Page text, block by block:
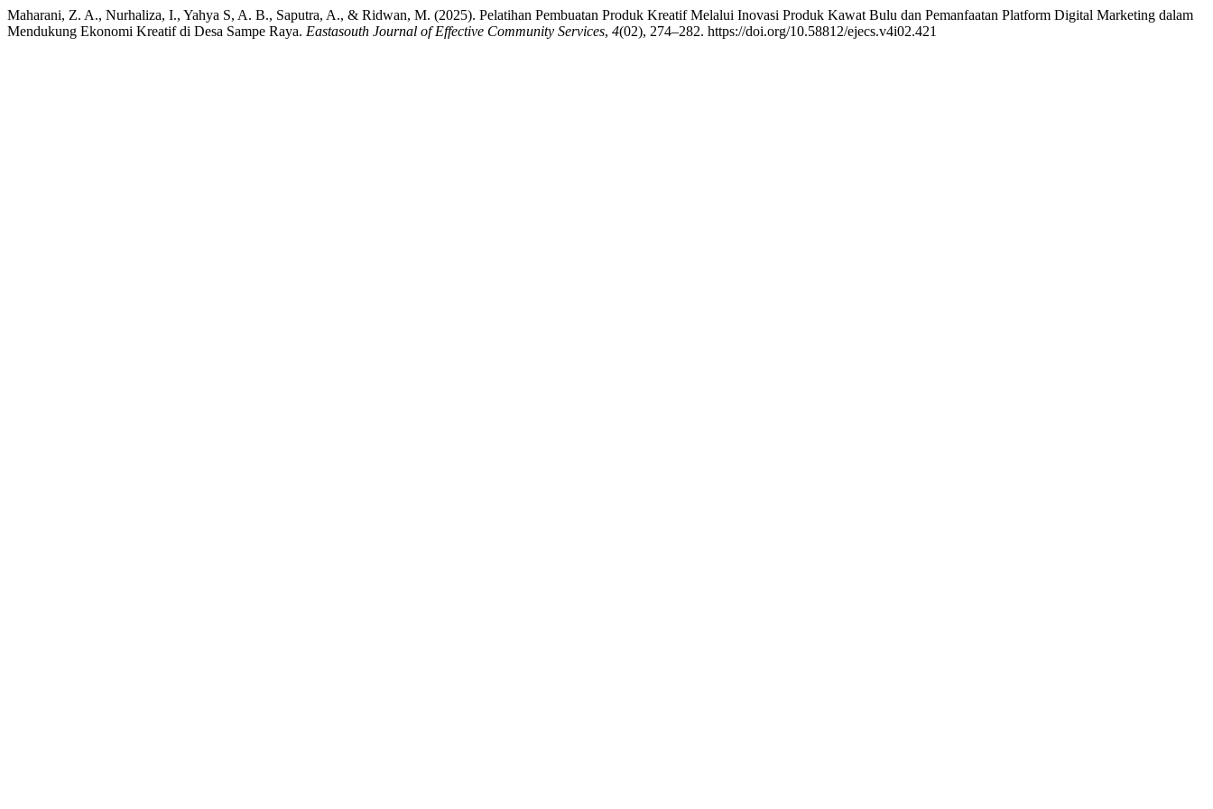
Maharani, Z. A., Nurhaliza, I., Yahya S, A. B., Saputra, A., & Ridwan, M. (2025). Pelatihan Pembuatan Produk Kreatif Melalui Inovasi Produk Kawat Bulu dan Pemanfaatan Platform Digital Marketing dalam
Mendukung Ekonomi Kreatif di Desa Sampe Raya. Eastasouth Journal of Effective Community Services, 4(02), 274–282. https://doi.org/10.58812/ejecs.v4i02.421